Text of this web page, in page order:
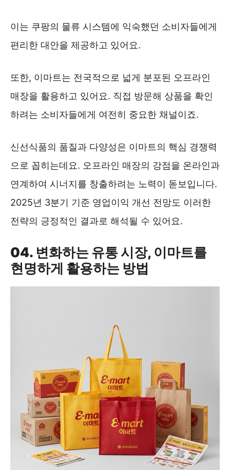
이는 쿠팡의 물류 시스템에 익숙했던 소비자들에게
편리한 대안을 제공하고 있어요.
또한, 이마트는 전국적으로 넓게 분포된 오프라인
매장을 활용하고 있어요. 직접 방문해 상품을 확인
하려는 소비자들에게 여전히 중요한 채널이죠.
신선식품의 품질과 다양성은 이마트의 핵심 경쟁력
으로 꼽히는데요. 오프라인 매장의 강점을 온라인과
연계하여 시너지를 창출하려는 노력이 돋보입니다.
2025년 3분기 기준 영업이익 개선 전망도 이러한
전략의 긍정적인 결과로 해석될 수 있어요.
04. 변화하는 유통 시장, 이마트를
현명하게 활용하는 방법